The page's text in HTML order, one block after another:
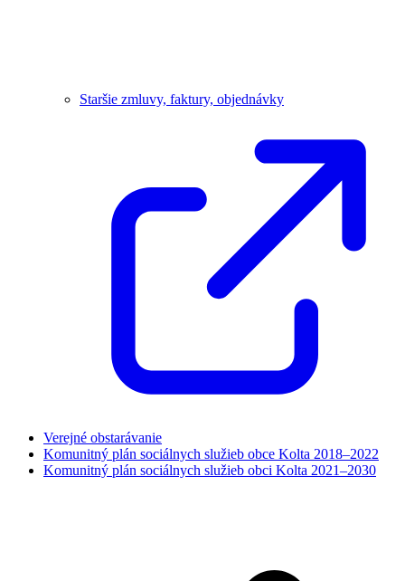
Staršie zmluvy, faktury, objednávky
Verejné obstarávanie
Komunitný plán sociálnych služieb obce Kolta 2018–2022
Komunitný plán sociálnych služieb obci Kolta 2021–2030